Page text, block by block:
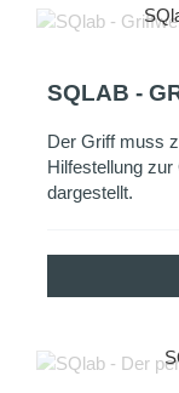
SQLAB -
Der Griff muss
Hilfestellung
dargestellt.